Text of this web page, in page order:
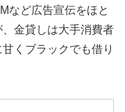
など広告宣伝をほと
金貸しは大手消費者
くブラックでも借り